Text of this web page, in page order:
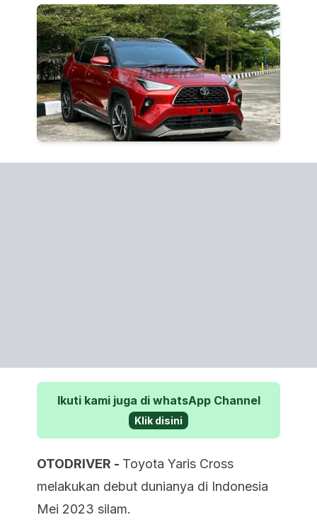
Ikuti kami juga di whatsApp Channel
Klik disini
OTODRIVER - Toyota Yaris Cross
melakukan debut dunianya di Indonesia
Mei 2023 silam.